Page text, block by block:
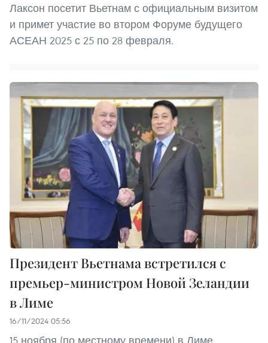
Лаксон посетит Вьетнам с официальным визитом
и примет участие во втором Форуме будущего
АСЕАН 2025 с 25 по 28 февраля.
Президент Вьетнама встретился с
премьер-министром Новой Зеландии
в Лиме
16/11/2024 05:56
15 ноября (по местному времени) в Лиме